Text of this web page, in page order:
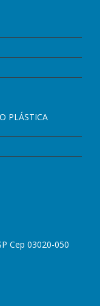
PLÁSTICA
Cep 03020-050